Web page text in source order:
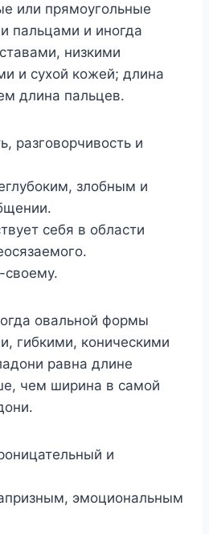
или прямоугольные
пальцами и иногда
низкими
и сухой кожей; длина
длина пальцев.
разговорчивость и
злобным и
себя в области
своему.
овальной формы
гибкими, коническими
равна длине
чем ширина в самой
и
эмоциональным